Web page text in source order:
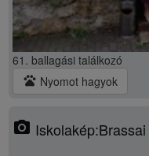
61. ballagási találkozó
pets Nyomot hagyok
photo_camera